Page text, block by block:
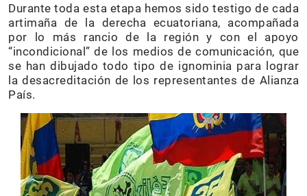
Durante toda esta etapa hemos sido testigo de cada
artimaña de la derecha ecuatoriana, acompañada
por lo más rancio de la región y con el apoyo
“incondicional” de los medios de comunicación, que
se han dibujado todo tipo de ignominia para lograr
la desacreditación de los representantes de Alianza
País.